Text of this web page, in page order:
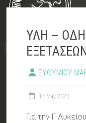
ΥΛΗ –
ΕΥΘΥΜΙΟΥ
17 May 2023
Για την Γ